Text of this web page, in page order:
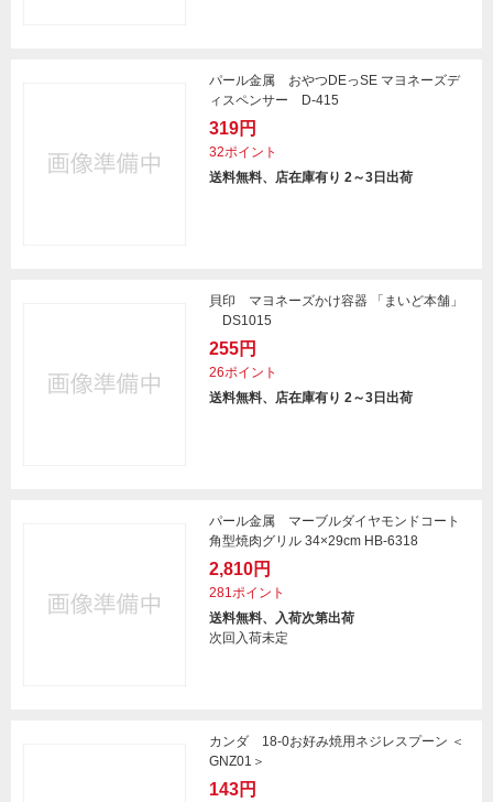
パール金属 おやつDEっSE マヨネーズデ
ィスペンサー D-415
319円
32ポイント
送料無料、店在庫有り 2～3日出荷
貝印 マヨネーズかけ容器 「まいど本舗」
DS1015
255円
26ポイント
送料無料、店在庫有り 2～3日出荷
パール金属 マーブルダイヤモンドコート
角型焼肉グリル 34×29cm HB-6318
2,810円
281ポイント
送料無料、入荷次第出荷
次回入荷未定
カンダ 18-0お好み焼用ネジレスプーン ＜
GNZ01＞
143円